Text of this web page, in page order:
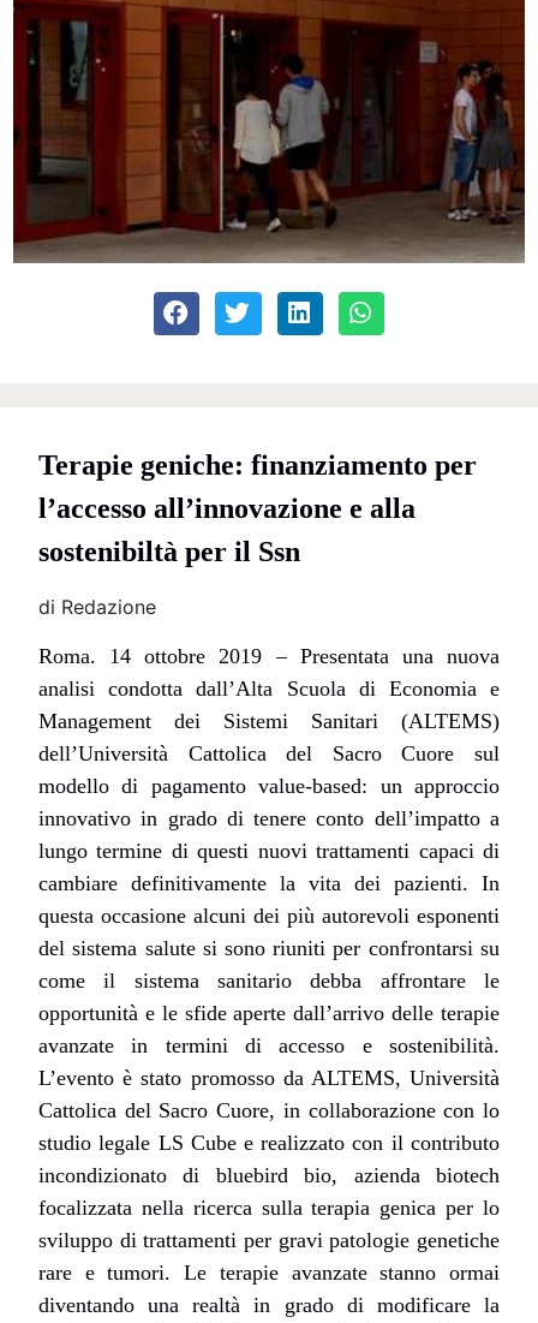
Terapie geniche:finanziamento per
l’accessoall’innovazione e alla
sostenibiltà per il Ssn
di Redazione
Roma. 14 ottobre 2019 – Presentata una nuova
analisi condotta dall’Alta Scuola di Economia e
Management dei Sistemi Sanitari (ALTEMS)
dell’Università Cattolica del Sacro Cuore sul
modello di pagamentovalue-based: un approccio
innovativo in grado di tenere conto dell’impatto a
lungo termine di questi nuovi trattamenti capaci di
cambiare definitivamente la vita dei pazienti. In
questa occasione alcuni dei più autorevoli esponenti
del sistema salute si sono riuniti per confrontarsi su
come il sistema sanitario debba affrontare le
opportunità e le sfide aperte dall’arrivo delle terapie
avanzate in termini di accesso e sostenibilità.
L’evento è stato promosso da ALTEMS, Università
Cattolica del Sacro Cuore, in collaborazione con lo
studio legale LS Cube e realizzato con il contributo
incondizionato di bluebird bio, azienda biotech
focalizzata nella ricerca sulla terapia genica per lo
sviluppo di trattamenti per gravi patologie genetiche
rare e tumori. Le terapie avanzate stanno ormai
diventando una realtà in grado di modificare la